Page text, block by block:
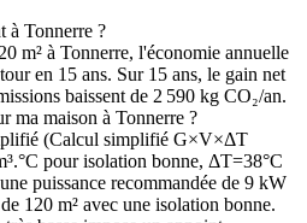
à Tonnerre ?
m² à Tonnerre, l'économie annuelle
en 15 ans. Sur 15 ans, le gain net
baissent de 2 590 kg CO₂/an.
ma maison à Tonnerre ?
(Calcul simplifié G×V×ΔT
pour isolation bonne, ΔT=38°C
puissance recommandée de 9 kW
120 m² avec une isolation bonne.